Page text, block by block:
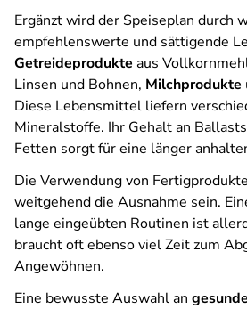
Ergänzt wird der Speiseplan durch
empfehlenswerte und sättigende
Getreideprodukte aus
Linsen und Bohnen, Milchprodukte
Diese Lebensmittel liefern
Mineralstoffe. Ihr Gehalt an
Fetten sorgt für eine länger
Die Verwendung von
weitgehend die Ausnahme sein.
lange eingeübten Routinen ist
braucht oft ebenso viel Zeit zum
Angewöhnen.
Eine bewusste Auswahl an